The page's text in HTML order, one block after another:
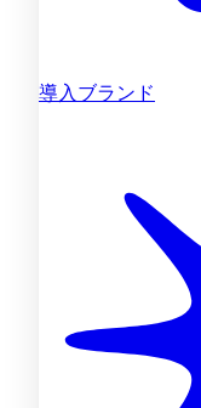
導入ブランド